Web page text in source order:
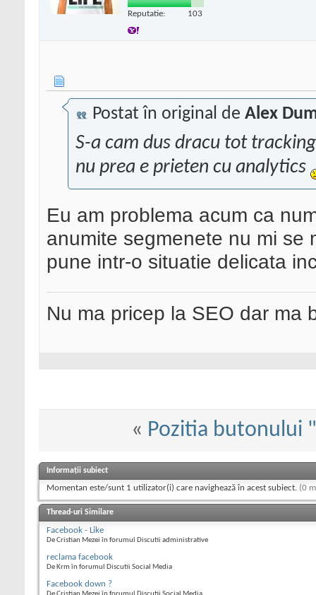
Reputatie: 103
Postat în original de Alex
S-a cam dus dracu tot
nu prea e prieten cu analytics
Eu am problema acum ca
anumite segmenete nu mi se
pune intr-o situatie delicata
Nu ma pricep la SEO dar ma
« Pozitia butonului
Informații subiect
Momentan este/sunt 1 utilizator(i) care navighează în acest subiect. (0
Thread-uri Similare
Facebook - Like
De Cristian Mezei în forumul Discutii administrative
reclama facebook
De Krm în forumul Discutii Social Media
Facebook down ?